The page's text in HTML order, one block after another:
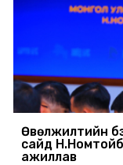
Өвөлжилтийн
сайд
ажиллав